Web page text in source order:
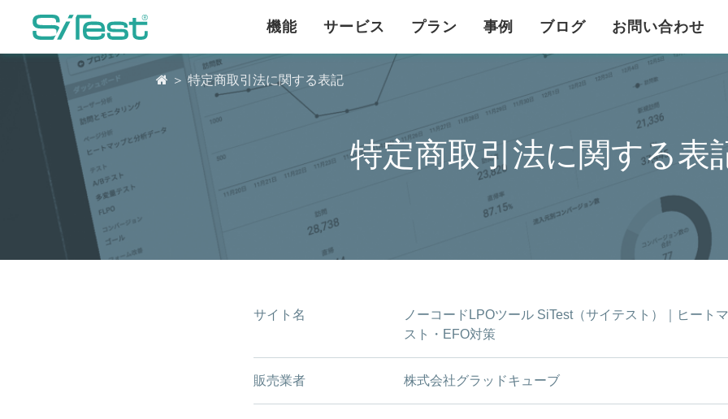
特定商取引法に関する表
 ＞ 特定商取引法に関する表記
サイト名
ノーコードLPOツール SiTest（サイテスト）｜ヒート
スト・EFO対策
販売業者 株式会社グラッドキューブ
機能 サービス プラン 事例 ブログ お問い合わせ